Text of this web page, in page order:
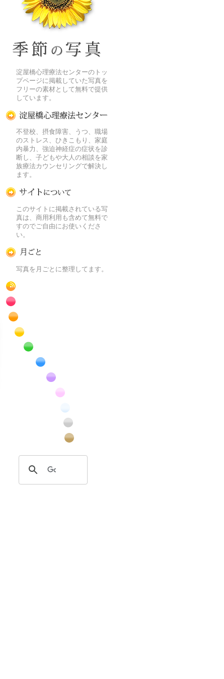
淀屋橋心理療法センターのトッ
プページに掲載していた写真を
フリーの素材として無料で提供
しています。
不登校、摂食障害、うつ、職場
のストレス、ひきこもり、家庭
内暴力、強迫神経症の症状を診
断し、子どもや大人の相談を家
族療法カウンセリングで解決し
ます。
このサイトに掲載されている写
真は、商用利用も含めて無料で
すのでご自由にお使いくださ
い。
写真を月ごとに整理してます。
RSS
赤色の花のフリー写真素材
橙色の花のフリー写真素材
黄色の花のフリー写真素材
緑色の花のフリー写真素材
青色の花のフリー写真素材
紫色の花のフリー写真素材
白色の花のフリー写真素材
昆虫のフリー写真素材